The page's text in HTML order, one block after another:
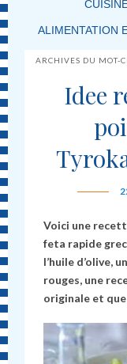
ALIMENTATION
ARCHIVES DU MOT-
Idee
Voici une
feta rapide
l’huile d’olive,
rouges, une
originale et